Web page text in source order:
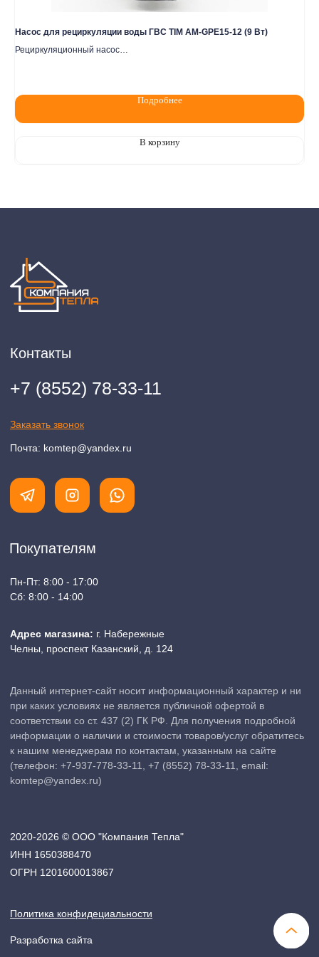
Насос для рециркуляции воды ГВС TIM AM-GPE15-12 (9 Вт)
Рециркуляционный насос
Подробнее
В корзину
Разработка сайта